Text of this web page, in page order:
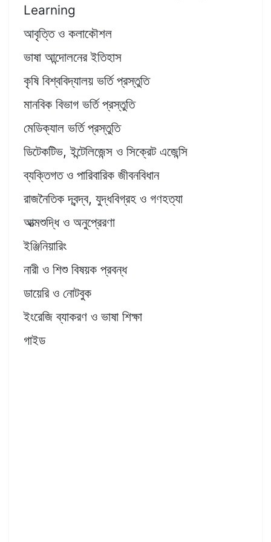
Learning
আবৃত্তি ও কলাকৌশল
ভাষা আন্দোলনের ইতিহাস
কৃষি বিশ্ববিদ্যালয় ভর্তি প্রস্তুতি
মানবিক বিভাগ ভর্তি প্রস্তুতি
মেডিক্যাল ভর্তি প্রস্তুতি
ডিটেকটিভ, ইন্টেলিজেন্স ও সিক্রেট এজেন্সি
ব্যক্তিগত ও পারিবারিক জীবনবিধান
রাজনৈতিক দ্বন্দ্ব, যুদ্ধবিগ্রহ ও গণহত্যা
আত্মশুদ্ধি ও অনুপ্রেরণা
ইঞ্জিনিয়ারিং
নারী ও শিশু বিষয়ক প্রবন্ধ
ডায়েরি ও নোটবুক
ইংরেজি ব্যাকরণ ও ভাষা শিক্ষা
গাইড